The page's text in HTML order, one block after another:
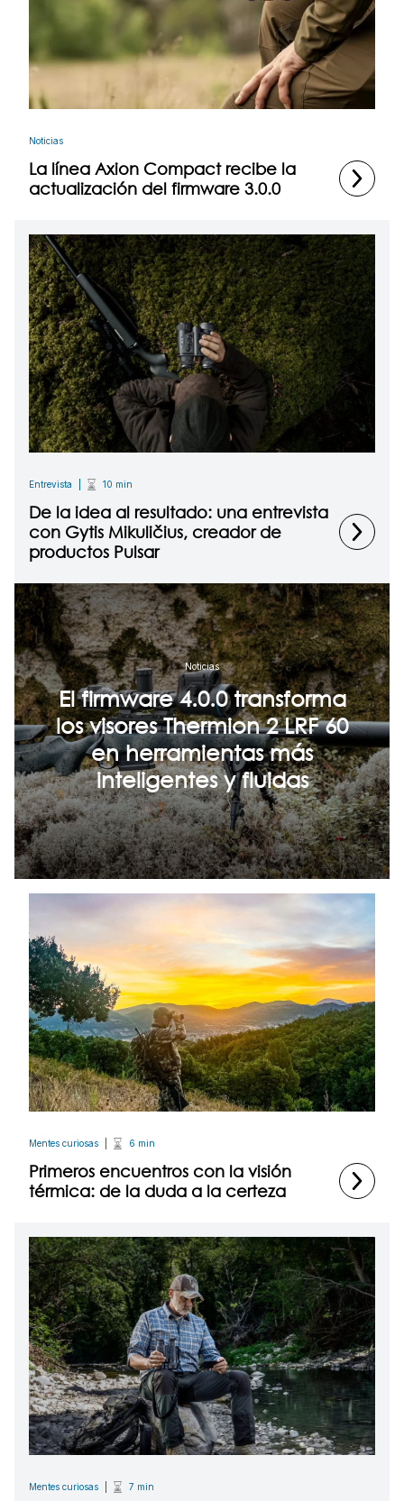
Noticias
La línea Axion Compact recibe la
actualización del firmware 3.0.0
Entrevista 10 min
De la idea al resultado: una entrevista
con Gytis Mikuličius, creador de
productos Pulsar
Noticias
El firmware 4.0.0 transforma
los visores Thermion 2 LRF 60
en herramientas más
inteligentes y fluidas
Mentes curiosas 6 min
Primeros encuentros con la visión
térmica: de la duda a la certeza
Mentes curiosas 7 min